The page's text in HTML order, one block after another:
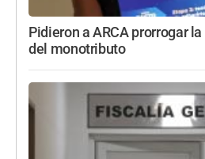
Pidieron a ARCA prorrogar
del monotributo